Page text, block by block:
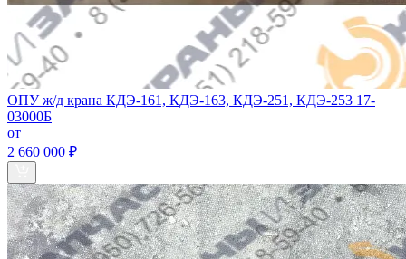
ОПУ ж/д крана КДЭ-161, КДЭ-163, КДЭ-251, КДЭ-253 17-
03000Б
от
2 660 000 ₽